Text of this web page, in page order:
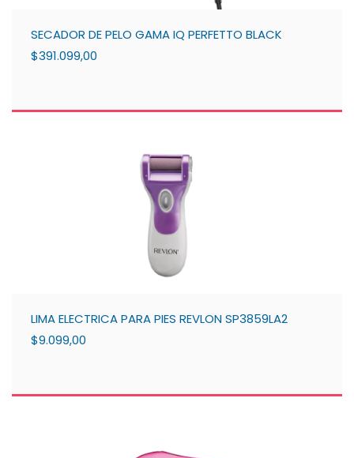
SECADOR DE PELO GAMA IQ PERFETTO BLACK
$391.099,00
LIMA ELECTRICA PARA PIES REVLON SP3859LA2
$9.099,00